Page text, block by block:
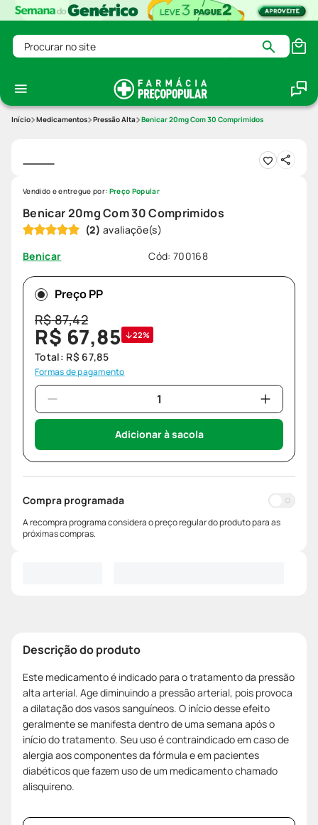
Procurar no site
Medicamentos Pressão Alta Benicar 20mg Com 30 Comprimidos
Benicar 20mg Com 30 Comprimidos
(2)
Benicar
Cód: 700168
Vendido e entregue por: Preço Popular
Preço PP
R$87,42
R$ 67,85 22%
Total: R$ 67,85
Formas de pagamento
Adicionar à sacola
Compra programada
A recompra programa considera o preço regular do produto para as
próximas compras.
Descrição do produto
Este medicamento é indicado para o tratamento da pressão
alta arterial. Age diminuindo a pressão arterial, pois provoca
a dilatação dos vasos sanguíneos. O início desse efeito
geralmente se manifesta dentro de uma semana após o
início do tratamento. Seu uso é contraindicado em caso de
alergia aos componentes da fórmula e em pacientes
diabéticos que fazem uso de um medicamento chamado
alisquireno.